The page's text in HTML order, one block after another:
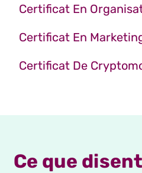
Certificat En
Certificat En
Certificat De
Ce que